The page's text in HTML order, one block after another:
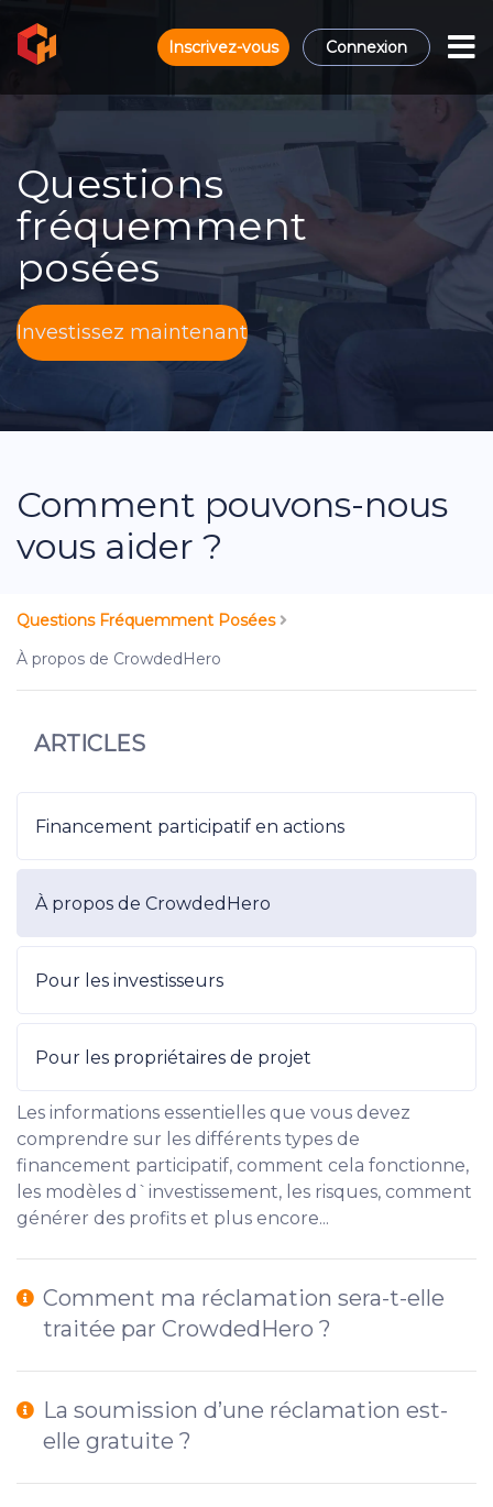
Inscrivez-vous Connexion
Questions
fréquemment
posées
Investissez maintenant
Comment pouvons-nous
vous aider ?
Questions Fréquemment Posées
À propos de CrowdedHero
ARTICLES
Financement participatif en actions
À propos de CrowdedHero
Pour les investisseurs
Pour les propriétaires de projet
Les informations essentielles que vous devez
comprendre sur les différents types de
financement participatif, comment cela fonctionne,
les modèles d`investissement, les risques, comment
générer des profits et plus encore...
Comment ma réclamation sera-t-elle
traitée par CrowdedHero ?
La soumission d’une réclamation est-
elle gratuite ?